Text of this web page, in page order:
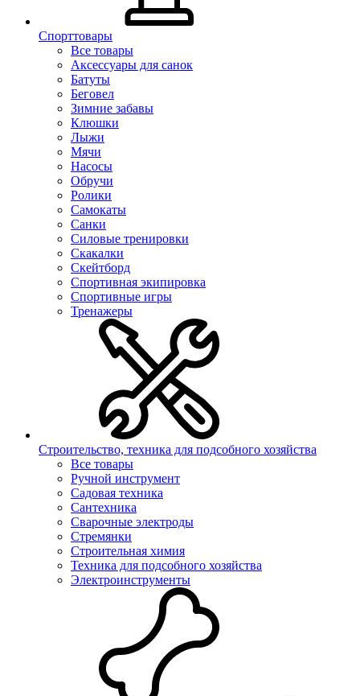
Спорттовары
Все товары
Аксессуары для санок
Батуты
Беговел
Зимние забавы
Клюшки
Лыжи
Мячи
Насосы
Обручи
Ролики
Самокаты
Санки
Силовые тренировки
Скакалки
Скейтборд
Спортивная экипировка
Спортивные игры
Тренажеры
Строительство, техника для подсобного хозяйства
Все товары
Ручной инструмент
Садовая техника
Сантехника
Сварочные электроды
Стремянки
Строительная химия
Техника для подсобного хозяйства
Электроинструменты